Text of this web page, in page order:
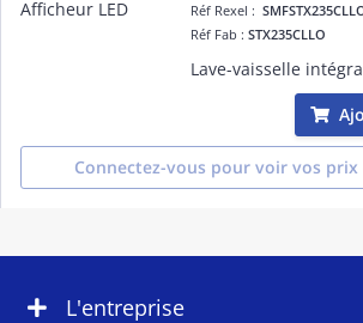
Réf Rexel :
Réf Fab :STX235CLLO
Connectez-vous pour voir vos prix
L'entreprise